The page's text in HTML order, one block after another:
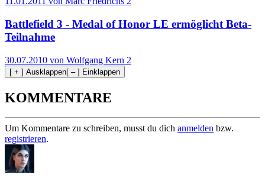
Battlefield 3 - Medal of Honor LE ermöglicht Beta-
Teilnahme
30.07.2010 von Wolfgang Kern 2
[ + ] Ausklappen[ – ] Einklappen
KOMMENTARE
Um Kommentare zu schreiben, musst du dich anmelden bzw.
registrieren.